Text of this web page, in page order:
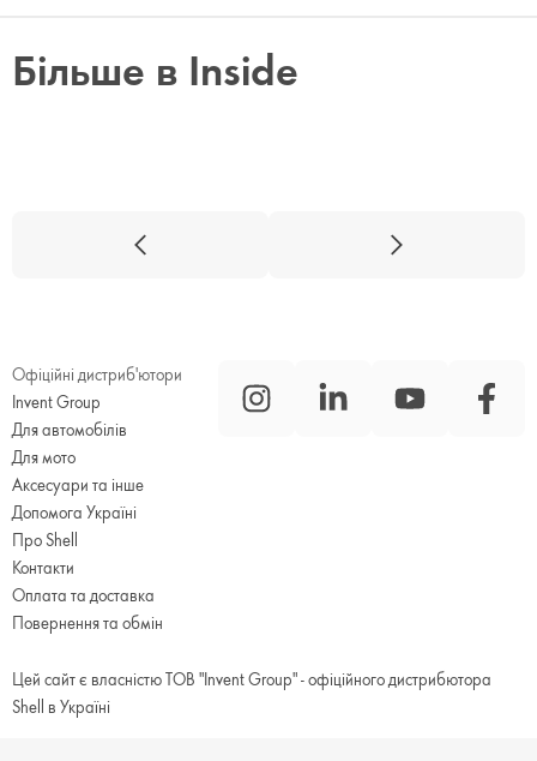
Більше в Inside
Офіційні дистриб'ютори
Invent Group
Для автомобілів
Для мото
Аксесуари та інше
Допомога Україні
Про Shell
Контакти
Оплата та доставка
Повернення та обмін
Цей сайт є власністю ТОВ "Invent Group" - офіційного дистрибютора
Shell в Україні